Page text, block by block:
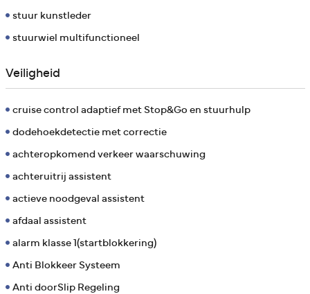
stuur kunstleder
stuurwiel multifunctioneel
Veiligheid
cruise control adaptief met Stop&Go en stuurhulp
dodehoekdetectie met correctie
achteropkomend verkeer waarschuwing
achteruitrij assistent
actieve noodgeval assistent
afdaal assistent
alarm klasse 1(startblokkering)
Anti Blokkeer Systeem
Anti doorSlip Regeling